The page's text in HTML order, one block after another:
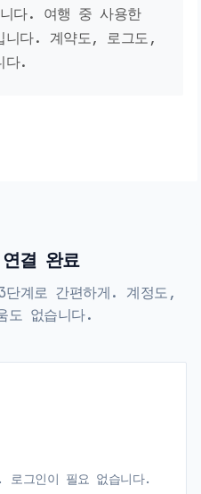
다. 여행 중 사용한
니다. 계약도, 로그도,
다.
결 완료
계로 간편하게. 계정도,
도 없습니다.
로그인이 필요 없습니다.